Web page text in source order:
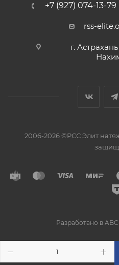
+7 (927) 074-13-79
rss-
г.
2006-2026 ©РСС Элит
Разработано в